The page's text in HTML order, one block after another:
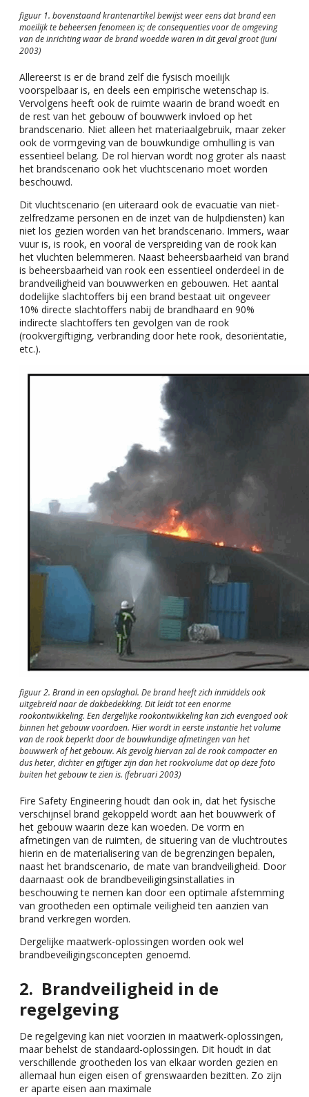
figuur 1. bovenstaand krantenartikel bewijst weer eens dat brand een
moeilijk te beheersen fenomeen is; de consequenties voor de omgeving
van de inrichting waar de brand woedde waren in dit geval groot (juni
2003)
Allereerst is er de brand zelf die fysisch moeilijk
voorspelbaar is, en deels een empirische wetenschap is.
Vervolgens heeft ook de ruimte waarin de brand woedt en
de rest van het gebouw of bouwwerk invloed op het
brandscenario. Niet alleen het materiaalgebruik, maar zeker
ook de vormgeving van de bouwkundige omhulling is van
essentieel belang. De rol hiervan wordt nog groter als naast
het brandscenario ook het vluchtscenario moet worden
beschouwd.
Dit vluchtscenario (en uiteraard ook de evacuatie van niet-
zelfredzame personen en de inzet van de hulpdiensten) kan
niet los gezien worden van het brandscenario. Immers, waar
vuur is, is rook, en vooral de verspreiding van de rook kan
het vluchten belemmeren. Naast beheersbaarheid van brand
is beheersbaarheid van rook een essentieel onderdeel in de
brandveiligheid van bouwwerken en gebouwen. Het aantal
dodelijke slachtoffers bij een brand bestaat uit ongeveer
10% directe slachtoffers nabij de brandhaard en 90%
indirecte slachtoffers ten gevolgen van de rook
(rookvergiftiging, verbranding door hete rook, desoriëntatie,
etc.).
figuur 2. Brand in een opslaghal. De brand heeft zich inmiddels ook
uitgebreid naar de dakbedekking. Dit leidt tot een enorme
rookontwikkeling. Een dergelijke rookontwikkeling kan zich evengoed ook
binnen het gebouw voordoen. Hier wordt in eerste instantie het volume
van de rook beperkt door de bouwkundige afmetingen van het
bouwwerk of het gebouw. Als gevolg hiervan zal de rook compacter en
dus heter, dichter en giftiger zijn dan het rookvolume dat op deze foto
buiten het gebouw te zien is. (februari 2003)
Fire Safety Engineering houdt dan ook in, dat het fysische
verschijnsel brand gekoppeld wordt aan het bouwwerk of
het gebouw waarin deze kan woeden. De vorm en
afmetingen van de ruimten, de situering van de vluchtroutes
hierin en de materialisering van de begrenzingen bepalen,
naast het brandscenario, de mate van brandveiligheid. Door
daarnaast ook de brandbeveiligingsinstallaties in
beschouwing te nemen kan door een optimale afstemming
van grootheden een optimale veiligheid ten aanzien van
brand verkregen worden.
Dergelijke maatwerk-oplossingen worden ook wel
brandbeveiligingsconcepten genoemd.
Brandveiligheid in de
regelgeving
De regelgeving kan niet voorzien in maatwerk-oplossingen,
maar behelst de standaard-oplossingen. Dit houdt in dat
verschillende grootheden los van elkaar worden gezien en
allemaal hun eigen eisen of grenswaarden bezitten. Zo zijn
er aparte eisen aan maximale